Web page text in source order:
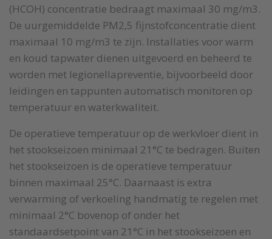
(HCOH) concentratie bedraagt maximaal 30 mg/m3.
De uurgemiddelde PM2,5 fijnstofconcentratie dient
maximaal 10 mg/m3 te zijn. Installaties voor warm
en koud tapwater dienen uitgevoerd en beheerd te
worden met legionellapreventie, bijvoorbeeld door
leidingen en tappunten automatisch monitoren op
temperatuur en waterkwaliteit.
De operatieve temperatuur op de werkvloer dient in
het stookseizoen minimaal 21°C te bedragen. Buiten
het stookseizoen is de operatieve temperatuur
binnen maximaal 25°C. Daarnaast is extra
verwarming of verkoeling handmatig te regelen met
minimaal 2°C bovenop of onder het
standaardsetpoint van 21°C in het stookseizoen en